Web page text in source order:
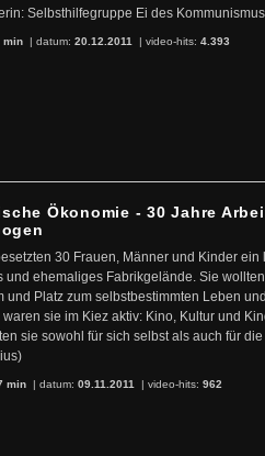
Selbsthilfegruppe Ei des
min | datum: 20.12.2011 | video-hits: 4.393
Ökonomie - 30 Jahre
30 Frauen, Männer und Kinder ein
und ehemaliges Fabrikgelände. Sie
und Platz zum selbstbestimmten Leben
sie im Kiez aktiv: Kino, Kultur und
sie sowohl für sich selbst als auch für
min | datum: 09.11.2011 | video-hits: 962